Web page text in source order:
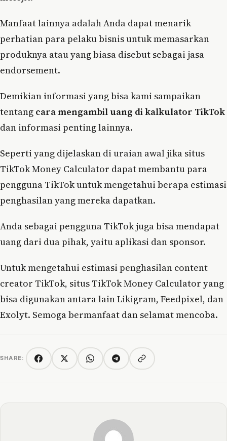
Manfaat lainnya adalah Anda dapat menarik
perhatian para pelaku bisnis untuk memasarkan
produknya atau yang biasa disebut sebagai jasa
endorsement.
Demikian informasi yang bisa kami sampaikan
tentang cara mengambil uang di kalkulator TikTok
dan informasi penting lainnya.
Seperti yang dijelaskan di uraian awal jika situs
TikTok Money Calculator dapat membantu para
pengguna TikTok untuk mengetahui berapa estimasi
penghasilan yang mereka dapatkan.
Anda sebagai pengguna TikTok juga bisa mendapat
uang dari dua pihak, yaitu aplikasi dan sponsor.
Untuk mengetahui estimasi penghasilan content
creator TikTok, situs TikTok Money Calculator yang
bisa digunakan antara lain Likigram, Feedpixel, dan
Exolyt. Semoga bermanfaat dan selamat mencoba.
SHARE: FacebookTwitter/XWhatsAppTelegramCopy link